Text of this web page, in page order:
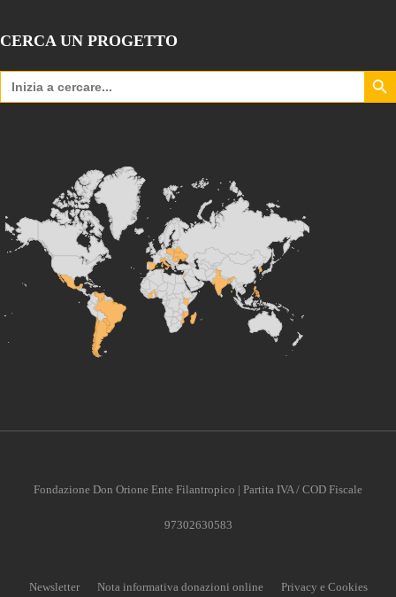
CERCA UN PROGETTO
Search
for:
Search
Fondazione Don Orione Ente Filantropico | Partita IVA / COD Fiscale
97302630583
Newsletter Nota informativa donazioni online Privacy e Cookies